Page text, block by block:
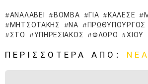
ΑΝΑΛΆΒΕΙ ΒΌΜΒΑ ΓΙΑ ΚΆΛΕΣΕ
ΜΗΤΣΟΤΆΚΗΣ
ΝΑ ΠΡΩΘΥΠΟΥΡΓΌΣ
ΣΤΟ
ΥΠΗΡΕΣΙΑΚΌΣ ΦΛΏΡΟ ΧΊΟΥ
ΠΕΡΙΣΣΌΤΕΡΑ ΑΠΌ: